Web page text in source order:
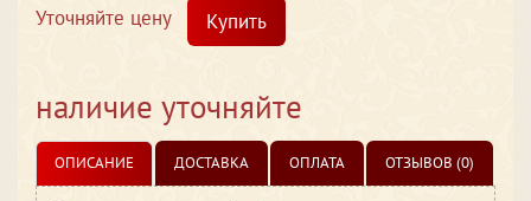
Уточняйте цену Купить
наличие уточняйте
ОПИСАНИЕ ДОСТАВКА ОПЛАТА ОТЗЫВОВ (0)